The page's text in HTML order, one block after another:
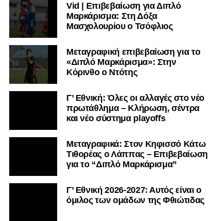
Vid | Επιβεβαίωση για Διπλό
Μαρκάρισμα: Στη Δόξα
Μασχολουρίου ο Τσόφλιος
Μεταγραφική επιβεβαίωση για το
«Διπλό Μαρκάρισμα»: Στην
Κόρινθο ο Ντότης
Γ’ Εθνική: Όλες οι αλλαγές στο νέο
πρωτάθλημα – Κλήρωση, σέντρα
και νέο σύστημα playoffs
Μεταγραφικά: Στον Κηφισσό Κάτω
Τιθορέας ο Λάππας – Επιβεβαίωση
για το “Διπλό Μαρκάρισμα”
Γ’ Εθνική 2026-2027: Αυτός είναι ο
όμιλος των ομάδων της Φθιώτιδας